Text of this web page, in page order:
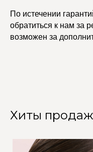
По истечении
обратиться к нам за
возможен за
Хиты продаж